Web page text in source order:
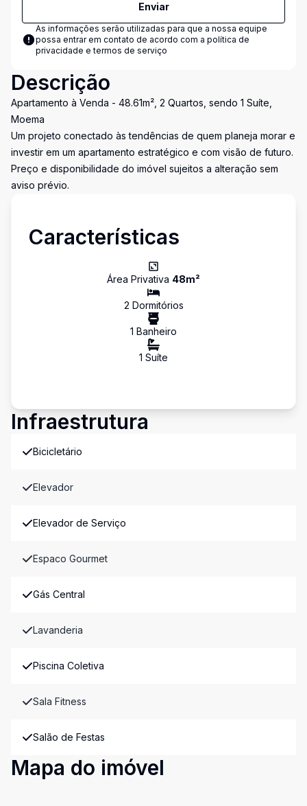
Enviar
As informações serão utilizadas para que a nossa equipe
possa entrar em contato de acordo com a política de
privacidade e termos de serviço
Descrição
Apartamento à Venda - 48.61m², 2 Quartos, sendo 1 Suíte,
Moema
Um projeto conectado às tendências de quem planeja morar e
investir em um apartamento estratégico e com visão de futuro.
Preço e disponibilidade do imóvel sujeitos a alteração sem
aviso prévio.
Características
Área Privativa 48m²
2 Dormitórios
1 Banheiro
1 Suíte
Infraestrutura
Bicicletário
Elevador
Elevador de Serviço
Espaco Gourmet
Gás Central
Lavanderia
Piscina Coletiva
Sala Fitness
Salão de Festas
Mapa do imóvel